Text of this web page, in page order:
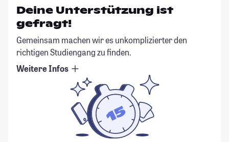
Deine Unterstützung ist
gefragt!
Gemeinsam machen wir es unkomplizierter den
richtigen Studiengang zu finden.
Weitere Infos